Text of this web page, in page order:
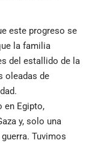
este progreso se
la familia
del estallido de la
oleadas de
en Egipto,
y, solo una
Tuvimos